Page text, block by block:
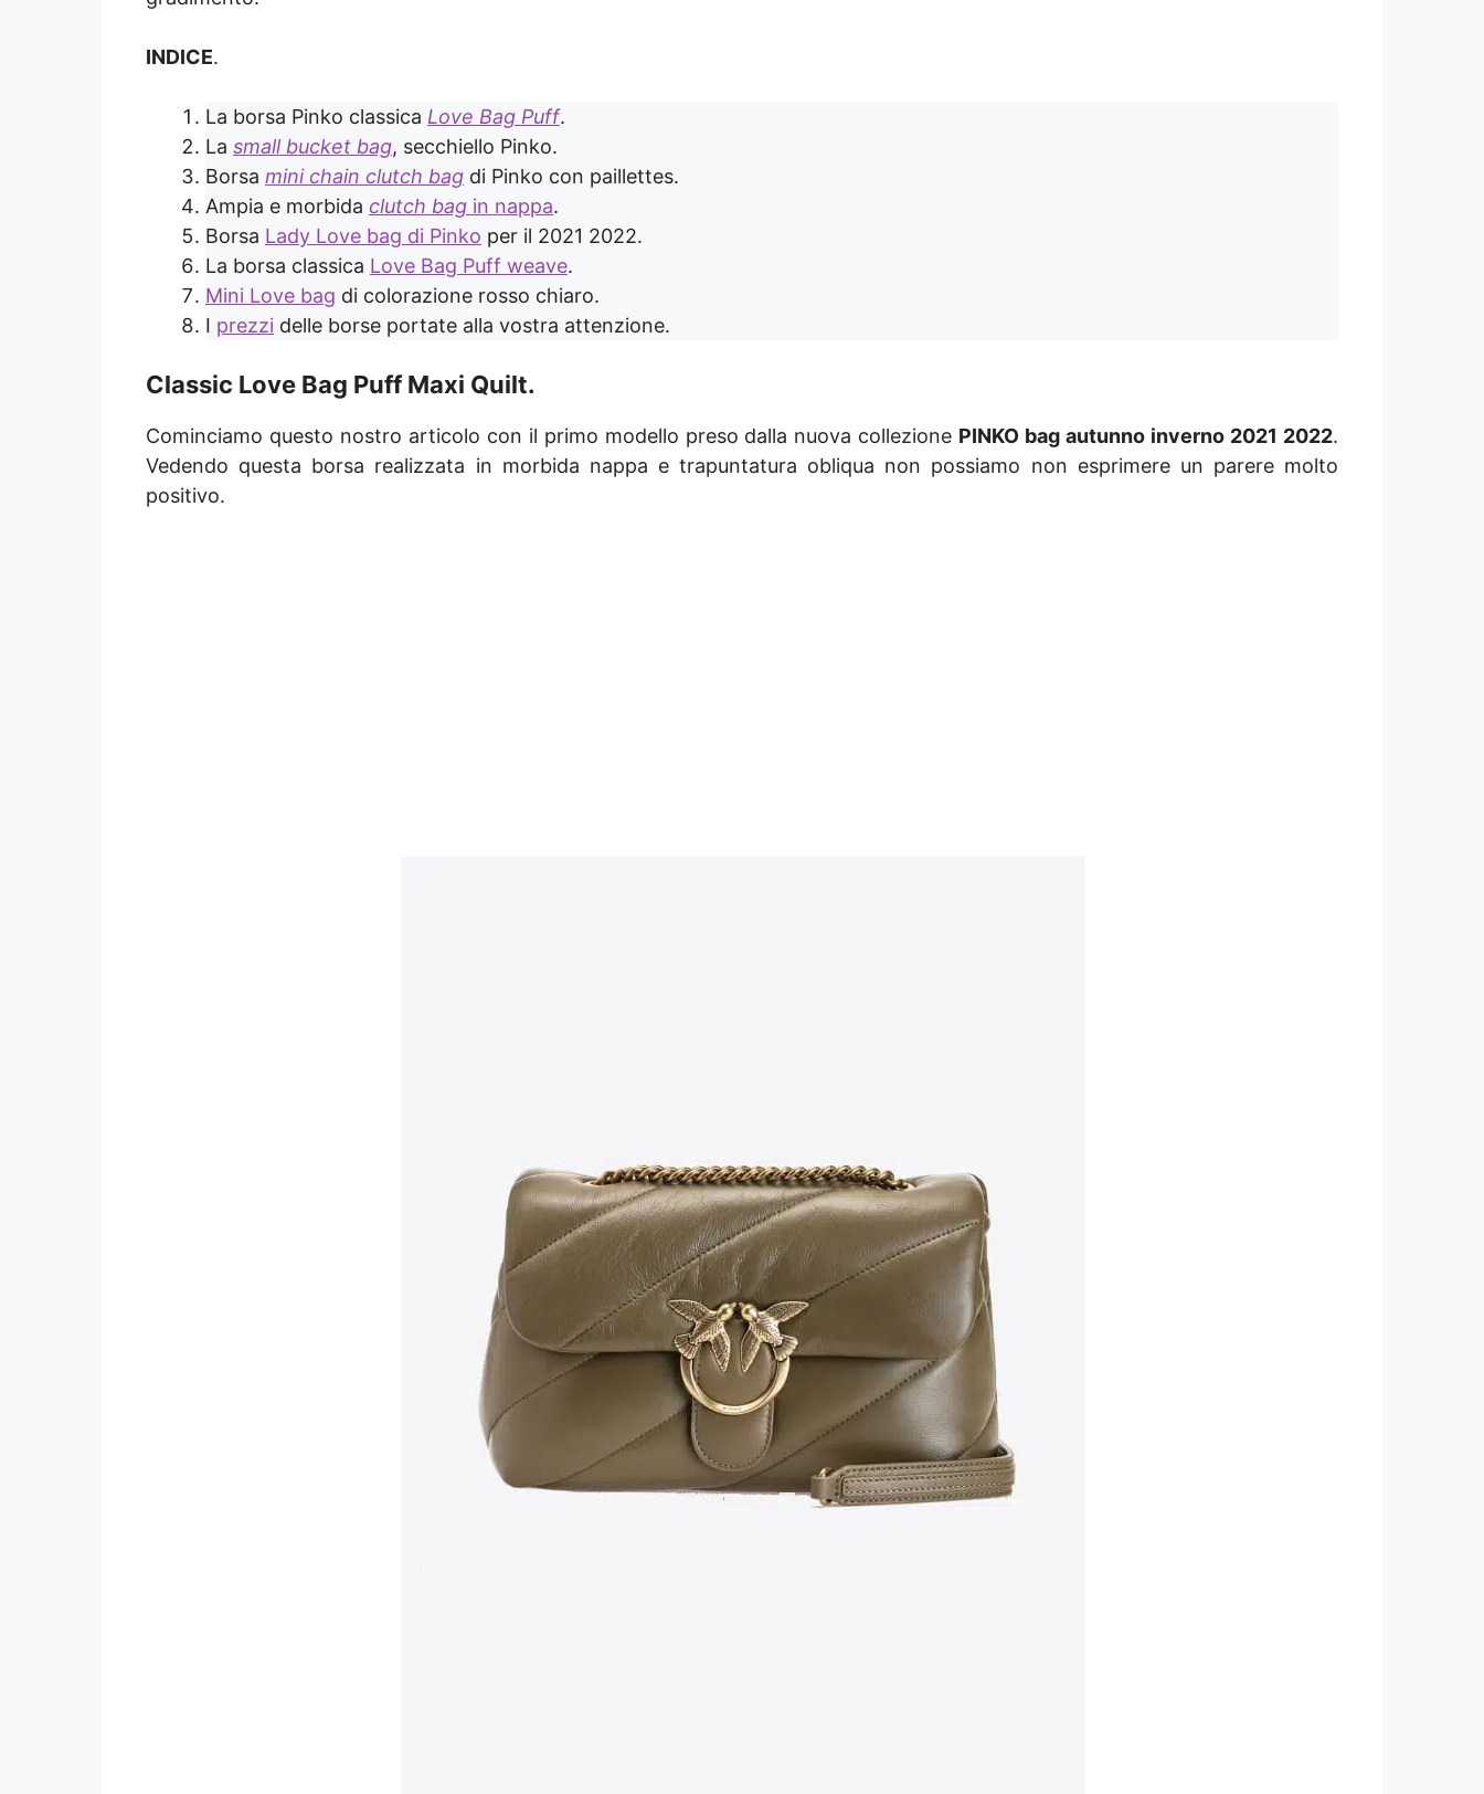
INDICE.
La borsa Pinko classica Love Bag Puff.
La small bucket bag, secchiello Pinko.
Borsa mini chain clutch bag di Pinko con paillettes.
Ampia e morbida clutch bag in nappa.
Borsa Lady Love bag di Pinko per il 2021 2022.
La borsa classica Love Bag Puff weave.
Mini Love bag di colorazione rosso chiaro.
I prezzi delle borse portate alla vostra attenzione.
Classic Love Bag Puff Maxi Quilt.
Cominciamo questo nostro articolo con il primo modello preso dalla nuova collezione PINKO bag autunno inverno 2021 2022.
Vedendo questa borsa realizzata in morbida nappa e trapuntatura obliqua non possiamo non esprimere un parere molto
positivo.